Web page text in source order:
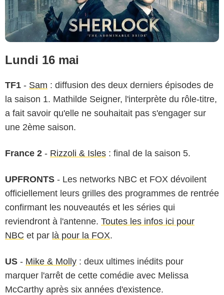
Lundi 16 mai
TF1 - Sam : diffusion des deux derniers épisodes de
la saison 1. Mathilde Seigner, l'interprète du rôle-titre,
a fait savoir qu'elle ne souhaitait pas s'engager sur
une 2ème saison.
France 2 - Rizzoli & Isles : final de la saison 5.
UPFRONTS - Les networks NBC et FOX dévoilent
officiellement leurs grilles des programmes de rentrée
confirmant les nouveautés et les séries qui
reviendront à l'antenne. Toutes les infos ici pour
NBC et par là pour la FOX.
US - Mike & Molly : deux ultimes inédits pour
marquer l'arrêt de cette comédie avec Melissa
McCarthy après six années d'existence.